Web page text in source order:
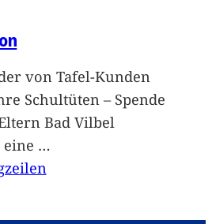
von Tafel-Kunden
Schultüten – Spende
Bad Vilbel
eine …